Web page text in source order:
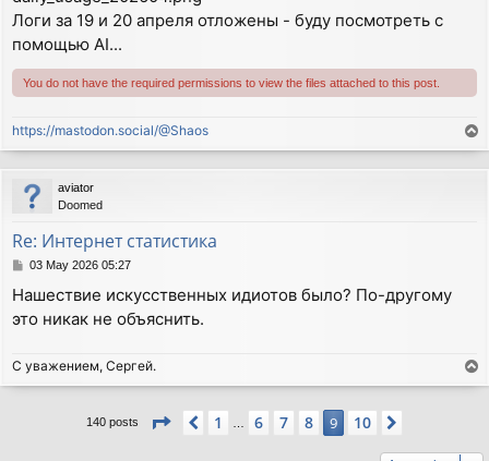
Логи за 19 и 20 апреля отложены - буду посмотреть с
помощью AI...
You do not have the required permissions to view the files attached to this post.
https://mastodon.social/@Shaos
o
p
aviator
Doomed
Re: Интернет статистика
P
s
t
03 May 2026 05:27
Нашествие искусственных идиотов было? По-другому
это никак не объяснить.
С уважением, Сергей.
o
140 posts Page 9 of 10
Previous
1 6 7 8 9 10